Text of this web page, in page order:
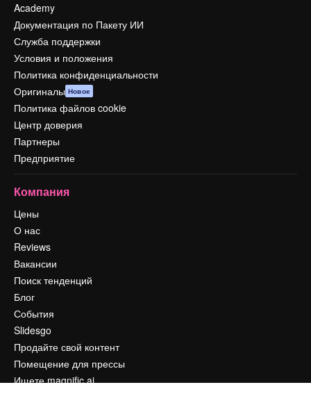
Academy
Документация по Пакету ИИ
Служба поддержки
Условия и положения
Политика конфиденциальности
Оригиналы Новое
Политика файлов cookie
Центр доверия
Партнеры
Предприятие
Компания
Цены
О нас
Reviews
Вакансии
Поиск тенденций
Блог
События
Slidesgo
Продайте свой контент
Помещение для прессы
Ищете magnific.ai